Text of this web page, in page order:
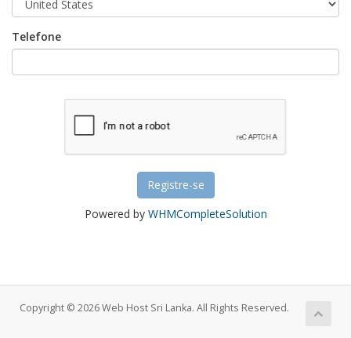
Telefone
Powered by WHMCompleteSolution
Copyright © 2026 Web Host Sri Lanka. All Rights Reserved.